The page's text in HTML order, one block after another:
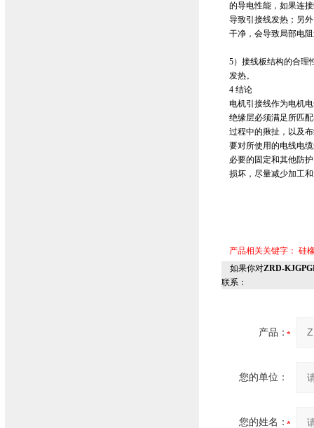
的导电性能，如果连
导致引接线发热；另
干净，会导致局部电
5）接线板结构的合理
发热。
4 结论
电机引接线作为电机
绝缘层必须满足所匹
过程中的揪扯，以及
要对所使用的电线电
必要的固定和其他防
损坏，尽量减少加工
产品相关关键字： 硅
如果你对ZRD-
联系：
产品：
您的单位：
您的姓名：